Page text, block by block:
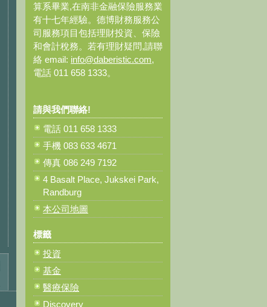
算系畢業,在南非金融保險服務業
有十七年經驗。德博財務服務公
司服務項目包括理財投資、保險
和會計稅務。若有理財疑問,請聯
絡 email: info@daberistic.com,
電話 011 658 1333。
請與我們聯絡!
電話 011 658 1333
手機 083 633 4671
傳真 086 249 7192
4 Basalt Place, Jukskei Park,
Randburg
本公司地圖
標籤
投資
基金
醫療保險
Discovery